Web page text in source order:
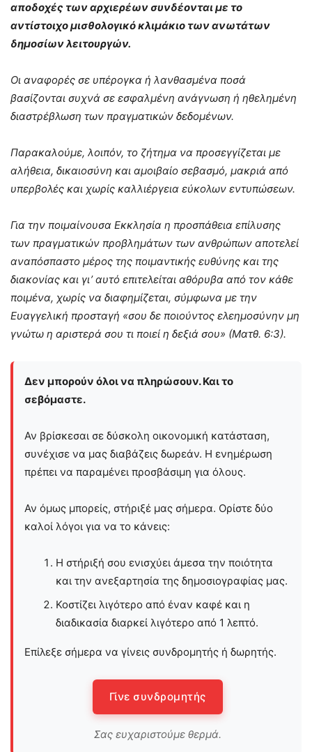
αποδοχές των αρχιερέων συνδέονται με το
αντίστοιχο μισθολογικό κλιμάκιο των ανωτάτων
δημοσίων λειτουργών.
Οι αναφορές σε υπέρογκα ή λανθασμένα ποσά
βασίζονται συχνά σε εσφαλμένη ανάγνωση ή ηθελημένη
διαστρέβλωση των πραγματικών δεδομένων.
Παρακαλούμε, λοιπόν, το ζήτημα να προσεγγίζεται με
αλήθεια, δικαιοσύνη και αμοιβαίο σεβασμό, μακριά από
υπερβολές και χωρίς καλλιέργεια εύκολων εντυπώσεων.
Για την ποιμαίνουσα Εκκλησία η προσπάθεια επίλυσης
των πραγματικών προβλημάτων των ανθρώπων αποτελεί
αναπόσπαστο μέρος της ποιμαντικής ευθύνης και της
διακονίας και γι’ αυτό επιτελείται αθόρυβα από τον κάθε
ποιμένα, χωρίς να διαφημίζεται, σύμφωνα με την
Ευαγγελική προσταγή «σου δε ποιούντος ελεημοσύνην μη
γνώτω η αριστερά σου τι ποιεί η δεξιά σου» (Ματθ. 6:3).
Δεν μπορούν όλοι να πληρώσουν. Και το
σεβόμαστε.
Αν βρίσκεσαι σε δύσκολη οικονομική κατάσταση,
συνέχισε να μας διαβάζεις δωρεάν. Η ενημέρωση
πρέπει να παραμένει προσβάσιμη για όλους.
Αν όμως μπορείς, στήριξέ μας σήμερα. Ορίστε δύο
καλοί λόγοι για να το κάνεις:
Η στήριξή σου ενισχύει άμεσα την ποιότητα
και την ανεξαρτησία της δημοσιογραφίας μας.
Κοστίζει λιγότερο από έναν καφέ και η
διαδικασία διαρκεί λιγότερο από 1 λεπτό.
Επίλεξε σήμερα να γίνεις συνδρομητής ή δωρητής.
Γίνε συνδρομητής
Σας ευχαριστούμε θερμά.